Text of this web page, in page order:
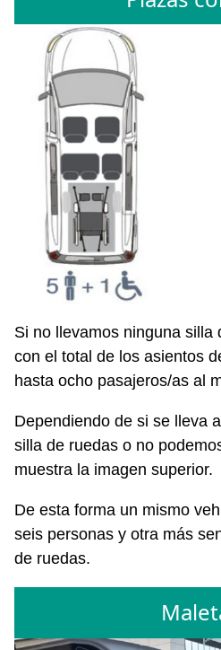
Si no llevamos ninguna silla
con el total de los asientos
hasta ocho pasajeros/as al
Dependiendo de si se lleva
silla de ruedas o no
muestra la imagen superior.
De esta forma un mismo
seis personas y otra más
de ruedas.